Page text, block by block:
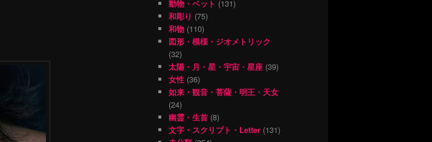
動物・ペット (131)
和彫り (75)
和物 (110)
図形・模様・ジオメトリック
(32)
太陽・月・星・宇宙・星座 (39)
女性 (36)
如来・観音・菩薩・明王・天女
(24)
幽霊・生首 (8)
文字・スクリプト・Letter (131)